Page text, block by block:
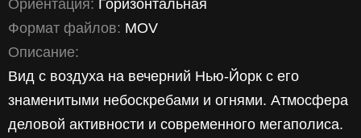
Ориентация: Горизонтальная
Формат файлов: MOV
Описание:
Вид с воздуха на вечерний Нью-Йорк с его
знаменитыми небоскребами и огнями. Атмосфера
деловой активности и современного мегаполиса.